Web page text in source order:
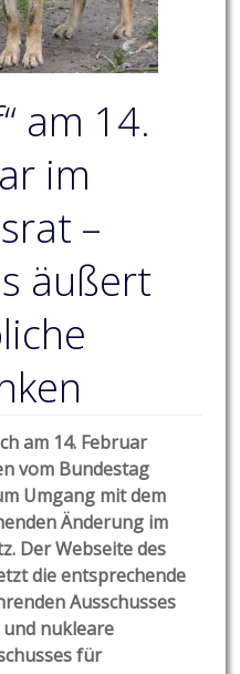
am 14.
im
–
äußert
am 14. Februar
vom Bundestag
Umgang mit dem
Änderung im
Der Webseite des
die entsprechende
Ausschusses
nukleare
für